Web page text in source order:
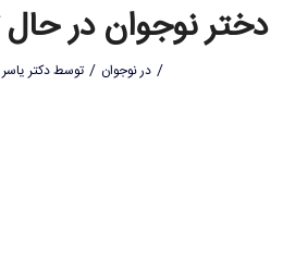
دختر نوجوان در حال
/ درنوجوان / توسطدکتر